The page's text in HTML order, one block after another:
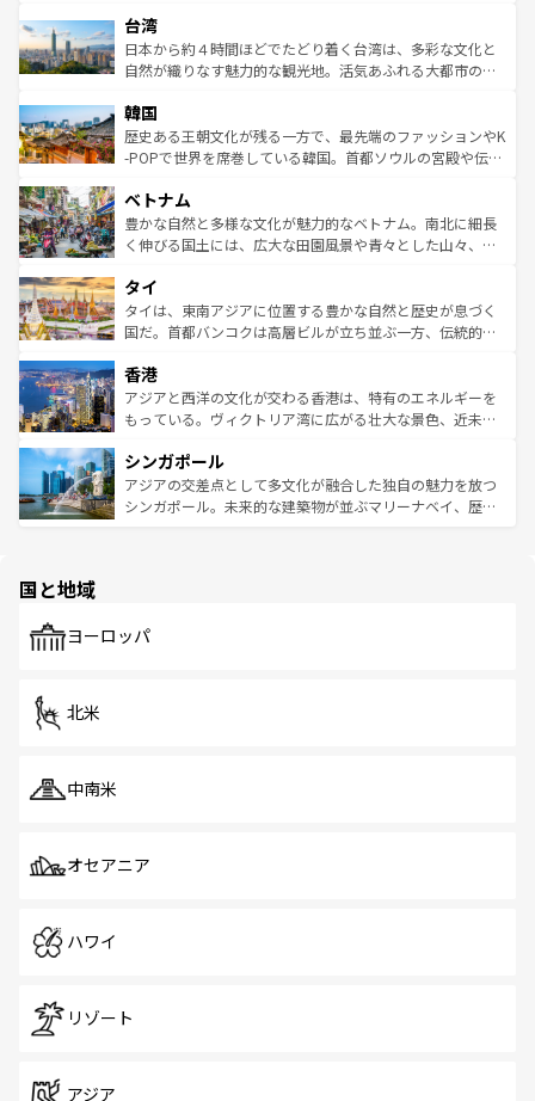
ならではの贅沢な旅のスタイルだ。 なお、新着のアメリカ
情報はコンテンツ一覧を参照してほしい。
れるおもてなしの心で訪れる人々を迎えてくれるハワイの
人々、おいしいローカルフードやハワイアンミュージッ
ク、伝統的なフラダンスなど、すべてがハワイの魅力を彩
ワイを、存分に味わってほしい。 なお、新着のハワイ情報
はコンテンツ一覧を参照してほしい。
リアリーフや大陸中央部にそびえるウルル（エアーズロッ
ク）、タスマニアの美しい原生林やケアンズの熱帯雨林な
ど、見どころがたくさん。また、カフェやワイン、オージ
いる。アクティビティも充実しており、サーフィンやダイ
ビング、ハイキングなど、アウトドア好きにはたまらな
い。オーストラリアの多彩な魅力を存分に味わいつくそ
参照してほしい。
台湾
日本から約４時間ほどでたどり着く台湾は、多彩な文化と
自然が織りなす魅力的な観光地。活気あふれる大都市の台
ン）、静ひつな山岳地帯である台湾東部など、都市の喧騒
と山間の静けさが共存しており、訪れる人に新しい発見と
驚きをもたらしてくれる。また、奥深い台湾の食文化も魅
容にもいいと評判のスイーツなど、バラエティ豊かな料理
が味わえる。 なお、新着の台湾情報は コンテンツ一覧を参
照してほしい。
韓国
歴史ある王朝文化が残る一方で、最先端のファッションやK
-POPで世界を席巻している韓国。首都ソウルの宮殿や伝統
き、地方に足を延ばせば四季折々の自然美を楽しむことが
できる。そして、キムチや焼肉、絶品のストリートフード
まで、さまざまな韓国料理が待っている。夜には、韓国な
リティに包まれながら、韓国の多彩な魅力を心ゆくまで味
わってみてほしい。 なお、新着の韓国情報はコンテンツ一
覧を参照してほしい。
ベトナム
豊かな自然と多様な文化が魅力的なベトナム。南北に細長
く伸びる国土には、広大な田園風景や青々とした山々、世
急速な発展と共に伝統が息づく。ハノイの古い町並みやホ
ーチミン市のフランス統治時代の建物も、独特の雰囲気を
醸し出している。また、バラエティの豊かさとおいしさで
とつ。フォーやバインミー、ベトナムコーヒーなどは、ぜ
ひ現地で味わいたい。どの地域を訪れてもあたたかい人々
が旅行者を迎えてくれるので、きっと忘れられない旅にな
参照してほしい。
タイ
タイは、東南アジアに位置する豊かな自然と歴史が息づく
国だ。首都バンコクは高層ビルが立ち並ぶ一方、伝統的な
の活気が交差している。北部ではチェンマイなどの山岳地
帯で自然と触れ合い、南部ではプーケットやクラビの美し
いビーチでリゾート気分を楽しむことができる。タイ料理
激する。気候は一年中温暖で、どの季節にも異なる楽しみ
が待っている。親しみやすいタイの人々、仏教を中心とし
た文化、そして多様な観光資源が、訪れる旅人を魅了し続
香港
アジアと西洋の文化が交わる香港は、特有のエネルギーを
もっている。ヴィクトリア湾に広がる壮大な景色、近未来
み、どこを訪れても感動するはず。観光スポットが密集し
ており、効率よく見どころを回れるのも魅力。息をのむよ
うな絶景から文化的な体験まで、香港を存分に楽しみ尽く
シンガポール
アジアの交差点として多文化が融合した独自の魅力を放つ
シンガポール。未来的な建築物が並ぶマリーナベイ、歴史
で、ホーカーズは地元の風情を楽しめる外せないスポット
国と地域
ヨーロッパ
北米
中南米
オセアニア
ハワイ
リゾート
アジア